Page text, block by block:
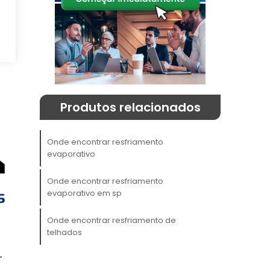
Produtos relacionados
Onde encontrar resfriamento
evaporativo
Onde encontrar resfriamento
evaporativo em sp
Onde encontrar resfriamento de
telhados